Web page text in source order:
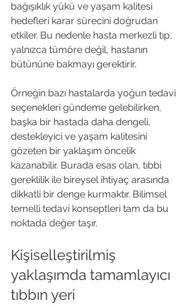
bağışıklık yükü ve yaşam kalitesi
hedefleri karar sürecini doğrudan
etkiler. Bu nedenle hasta merkezli tıp,
yalnızca tümöre değil, hastanın
bütününe bakmayı gerektirir.
Örneğin bazı hastalarda yoğun tedavi
seçenekleri gündeme gelebilirken,
başka bir hastada daha dengeli,
destekleyici ve yaşam kalitesini
gözeten bir yaklaşım öncelik
kazanabilir. Burada esas olan, tıbbi
gereklilik ile bireysel ihtiyaç arasında
dikkatli bir denge kurmaktır. Bilimsel
temelli tedavi konseptleri tam da bu
noktada değer taşır.
Kişiselleştirilmiş
yaklaşımda tamamlayıcı
tıbbın yeri